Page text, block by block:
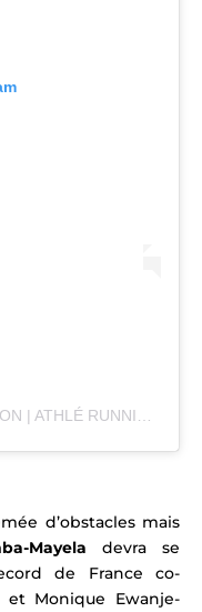
d’obstacles mais
Mayela
devra se
de France co-
Monique Ewanje-